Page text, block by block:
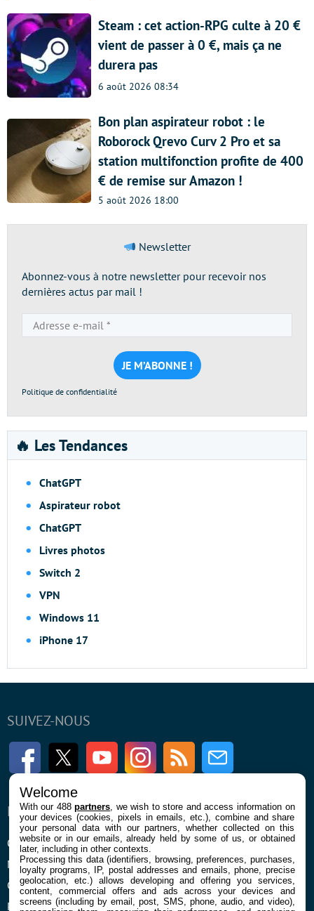
Steam : cet action-RPG culte à 20 €
vient de passer à 0 €, mais ça ne
durera pas
6 août 2026 08:34
Bon plan aspirateur robot : le
Roborock Qrevo Curv 2 Pro et sa
station multifonction profite de 400
€ de remise sur Amazon !
5 août 2026 18:00
Newsletter
Abonnez-vous à notre newsletter pour recevoir nos
dernières actus par mail !
e-
mail
*
Politique de confidentialité
🔥 Les Tendances
ChatGPT
Aspirateur robot
ChatGPT
Livres photos
Switch 2
VPN
Windows 11
iPhone 17
SUIVEZ-NOUS
FacebookTwitter Youtube InstagramRSS Newsletter
ENTREPRISE
Qui sommes nous
Mentions légales et CGU
Confidentialité et Cookies
Préférences cookies
À PROPOS
La rédaction
Contact
Welcome
With our 488partners , we wish to store and access information on
your devices (cookies, pixels in emails, etc.), combine and share
your personal data with our partners, whether collected on this
website or in our emails, already held by some of us, or obtained
later, including in other contexts.
Processing this data (identifiers, browsing, preferences, purchases,
loyalty programs, IP, postal addresses and emails, phone, precise
geolocation, etc.) allows developing and offering you services,
content, commercial offers and ads across your devices and
screens (including by email, post, SMS, phone, audio, and video),